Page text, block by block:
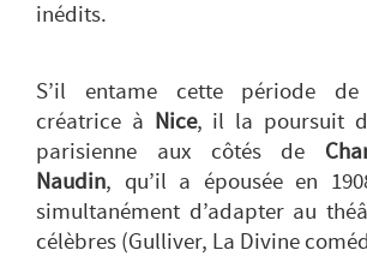
inédits.
S’il entame cette période
créatrice à Nice, il la poursuit
parisienne aux côtés de
Naudin, qu’il a épousée en
simultanément d’adapter au
célèbres (Gulliver, La Divine